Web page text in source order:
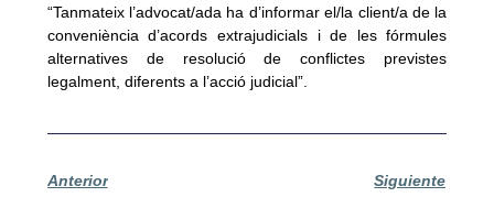
“Tanmateix l’advocat/ada ha d’informar el/la client/a de la
conveniència d’acords extrajudicials i de les fórmules
alternatives de resolució de conflictes previstes
legalment, diferents a l’acció judicial”.
Anterior Siguiente